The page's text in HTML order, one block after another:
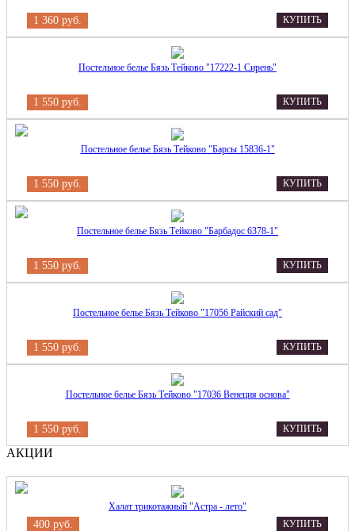
1 360 руб. КУПИТЬ
Постельное белье Бязь Тейково "17222-1 Сирень"
1 550 руб. КУПИТЬ
Постельное белье Бязь Тейково "Барсы 15836-1"
1 550 руб. КУПИТЬ
Постельное белье Бязь Тейково "Барбадос 6378-1"
1 550 руб. КУПИТЬ
Постельное белье Бязь Тейково "17056 Райский сад"
1 550 руб. КУПИТЬ
Постельное белье Бязь Тейково "17036 Венеция основа"
1 550 руб. КУПИТЬ
АКЦИИ
Халат трикотажный "Астра - лето"
400 руб. КУПИТЬ